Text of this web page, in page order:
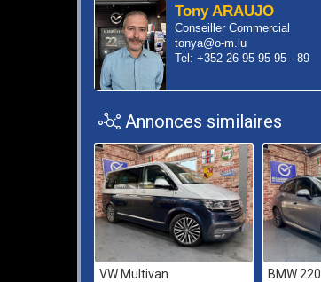
Tony ARAUJO
Conseiller Commercial
tonya@o-m.lu
Tel: +352 26 95 95 95 - 89
Annonces similaires
VW Multivan BMW 220